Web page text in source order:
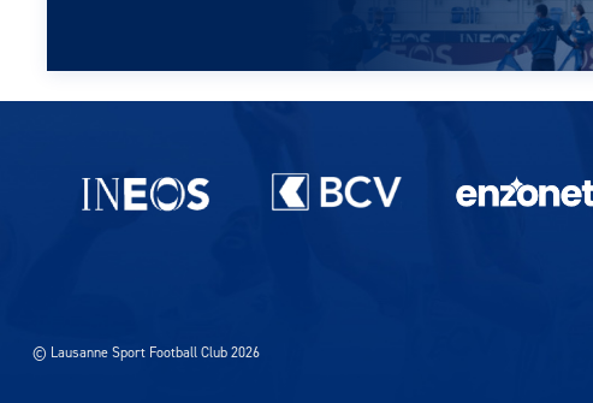
Partenaires du lausanne-Sport
© Lausanne Sport Football Club 2026